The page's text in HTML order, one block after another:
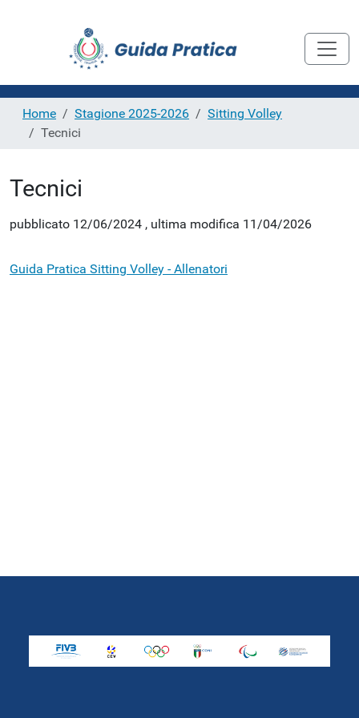
Home Stagione 2025-2026
Sitting Volley
Tecnici
Tecnici
pubblicato 12/06/2024 , ultima modifica 11/04/2026
Guida Pratica Sitting Volley - Allenatori